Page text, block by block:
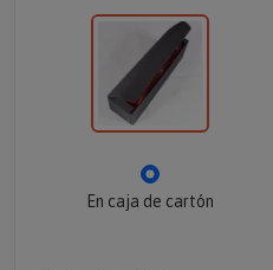
En caja de cartón